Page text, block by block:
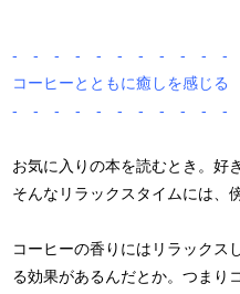
- - - - - - - - - - -
コーヒーとともに癒しを感じる
- - - - - - - - - - -
お気に入りの本を読むとき。好
そんなリラックスタイムには、
コーヒーの香りにはリラックス
る効果があるんだとか。つまり